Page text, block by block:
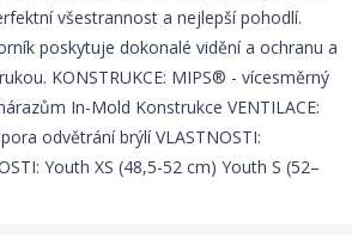
všestrannost a nejlepší pohodlí.
poskytuje dokonalé vidění a ochranu a
KONSTRUKCE: MIPS® - vícesměrný
In-Mold Konstrukce VENTILACE:
odvětrání brýlí VLASTNOSTI:
Youth XS (48,5-52 cm) Youth S (52–